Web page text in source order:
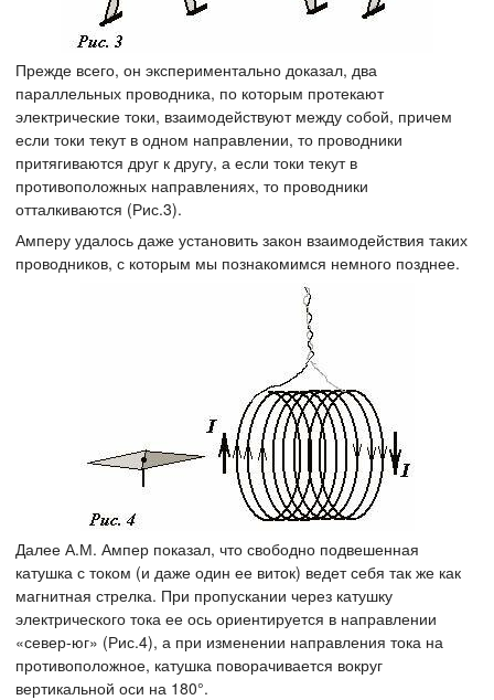
Прежде всего, он экспериментально доказал, два
параллельных проводника, по которым протекают
электрические токи, взаимодействуют между собой, причем
если токи текут в одном направлении, то проводники
притягиваются друг к другу, а если токи текут в
противоположных направлениях, то проводники
отталкиваются (Рис.3).
Амперу удалось даже установить закон взаимодействия таких
проводников, с которым мы познакомимся немного позднее.
Далее А.М. Ампер показал, что свободно подвешенная
катушка с током (и даже один ее виток) ведет себя так же как
магнитная стрелка. При пропускании через катушку
электрического тока ее ось ориентируется в направлении
«север-юг» (Рис.4), а при изменении направления тока на
противоположное, катушка поворачивается вокруг
вертикальной оси на 180°.